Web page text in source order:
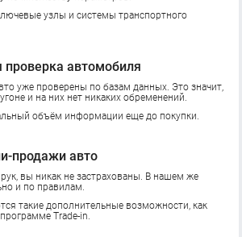
узлы и системы транспортного
автомобиля
уже проверены по базам данных. Это значит,
и на них нет никаких обременений.
объём информации еще до покупки.
продажи авто
вы никак не застрахованы. В нашем же
и по правилам.
такие дополнительные возможности, как
Trade-in.